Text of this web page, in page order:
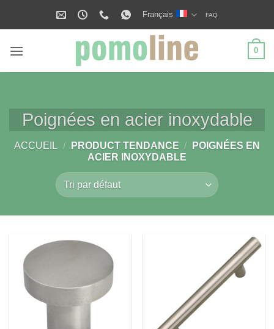
Français FAQ
0
Poignées en acier inoxydable
ACCUEIL / PRODUCT TENDANCE /
POIGNÉES EN
ACIER INOXYDABLE